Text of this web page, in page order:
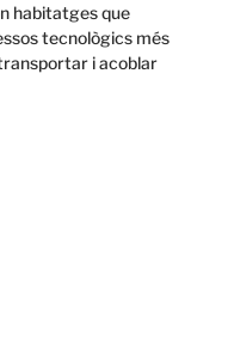
habitatges que
tecnològics més
i acoblar